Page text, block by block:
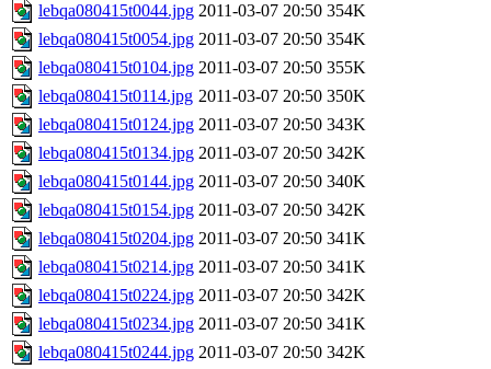
lebqa080415t0044.jpg 2011-03-07 20:50 354K
lebqa080415t0054.jpg 2011-03-07 20:50 354K
lebqa080415t0104.jpg 2011-03-07 20:50 355K
lebqa080415t0114.jpg 2011-03-07 20:50 350K
lebqa080415t0124.jpg 2011-03-07 20:50 343K
lebqa080415t0134.jpg 2011-03-07 20:50 342K
lebqa080415t0144.jpg 2011-03-07 20:50 340K
lebqa080415t0154.jpg 2011-03-07 20:50 342K
lebqa080415t0204.jpg 2011-03-07 20:50 341K
lebqa080415t0214.jpg 2011-03-07 20:50 341K
lebqa080415t0224.jpg 2011-03-07 20:50 342K
lebqa080415t0234.jpg 2011-03-07 20:50 341K
lebqa080415t0244.jpg 2011-03-07 20:50 342K